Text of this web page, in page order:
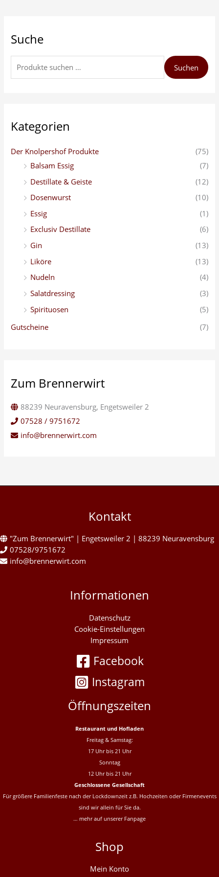
Suche
u
e
a
h
Suchen
Kategorien
Der Knolpershof Produkte
(75)
Balsam Essig
(7)
Destillate & Geiste
(12)
Dosenwurst
(10)
Essig
(1)
Exclusiv Destillate
(6)
Gin
(13)
Liköre
(13)
Nudeln
(4)
Salatdressing
(3)
Spirituosen
(5)
Gutscheine
(7)
Zum Brennerwirt
88239 Neuravensburg, Engetsweiler 2
07528 / 9751672
info@brennerwirt.com
Kontakt
"Zum Brennerwirt" | Engetsweiler 2 | 88239 Neuravensburg
07528/9751672
info@brennerwirt.com
Informationen
Datenschutz
Cookie-Einstellungen
Impressum
Facebook
Instagram
Öffnungszeiten
Restaurant und Hofladen
Freitag & Samstag:
17 Uhr bis 21 Uhr
Sonntag
12 Uhr bis 21 Uhr
Geschlossene Gesellschaft
Für größere Familienfeste nach der Lockdownzeit z.B. Hochzeiten oder Firmenevents
sind wir allein für Sie da.
… mehr auf unserer Fanpage
Shop
Mein Konto